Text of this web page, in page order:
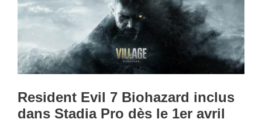
Resident Evil 7 Biohazard inclus
dans Stadia Pro dès le 1er avril